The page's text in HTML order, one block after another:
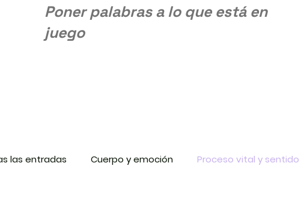
Poner palabras a lo que está en
juego
las entradas Cuerpo y emoción Proceso vital y sentido